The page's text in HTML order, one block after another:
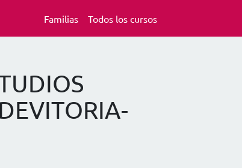
Familias Todos los cursos